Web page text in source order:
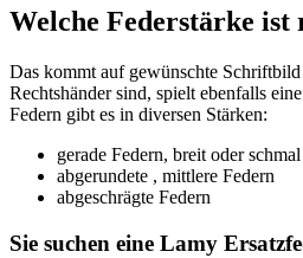
Welche Federstärke ist
Das kommt auf gewünschte
Rechtshänder sind, spielt ebenfalls
Federn gibt es in diversen Stärken:
gerade Federn, breit oder schmal
abgerundete , mittlere Federn
abgeschrägte Federn
Sie suchen eine Lamy